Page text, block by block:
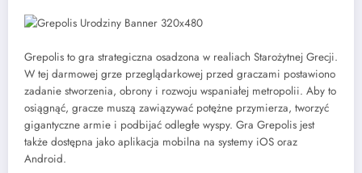
Grepolis to gra strategiczna osadzona w realiach Starożytnej Grecji.
W tej darmowej grze przeglądarkowej przed graczami postawiono
zadanie stworzenia, obrony i rozwoju wspaniałej metropolii. Aby to
osiągnąć, gracze muszą zawiązywać potężne przymierza, tworzyć
gigantyczne armie i podbijać odległe wyspy. Gra Grepolis jest
także dostępna jako aplikacja mobilna na systemy iOS oraz
Android.